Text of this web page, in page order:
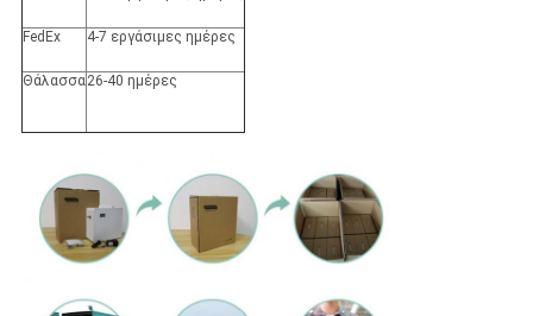
FedEx 4-7 εργάσιμες ημέρες
Θάλασσα26-40 ημέρες